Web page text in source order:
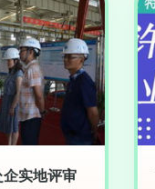
实地评审